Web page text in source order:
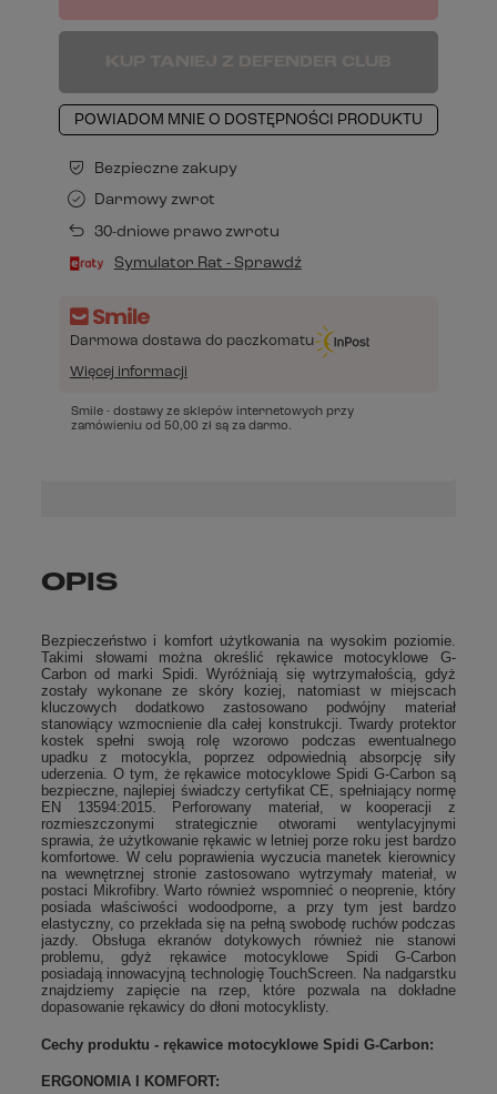
POWIADOM MNIE O DOSTĘPNOŚCI PRODUKTU
Bezpieczne zakupy
Darmowy zwrot
30-dniowe prawo zwrotu
Symulator Rat - Sprawdź
Darmowa dostawa do paczkomatu
Więcej informacji
Smile - dostawy ze sklepów internetowych przy
zamówieniu od 50,00 zł są za darmo.
OPIS
Bezpieczeństwo i komfort użytkowania na wysokim poziomie.
Takimi słowami można określić rękawice motocyklowe G-
Carbon od marki Spidi. Wyróżniają się wytrzymałością, gdyż
zostały wykonane ze skóry koziej, natomiast w miejscach
kluczowych dodatkowo zastosowano podwójny materiał
stanowiący wzmocnienie dla całej konstrukcji. Twardy protektor
kostek spełni swoją rolę wzorowo podczas ewentualnego
upadku z motocykla, poprzez odpowiednią absorpcję siły
uderzenia. O tym, że rękawice motocyklowe Spidi G-Carbon są
bezpieczne, najlepiej świadczy certyfikat CE, spełniający normę
EN 13594:2015. Perforowany materiał, w kooperacji z
rozmieszczonymi strategicznie otworami wentylacyjnymi
sprawia, że użytkowanie rękawic w letniej porze roku jest bardzo
komfortowe. W celu poprawienia wyczucia manetek kierownicy
na wewnętrznej stronie zastosowano wytrzymały materiał, w
postaci Mikrofibry. Warto również wspomnieć o neoprenie, który
posiada właściwości wodoodporne, a przy tym jest bardzo
elastyczny, co przekłada się na pełną swobodę ruchów podczas
jazdy. Obsługa ekranów dotykowych również nie stanowi
problemu, gdyż rękawice motocyklowe Spidi G-Carbon
posiadają innowacyjną technologię TouchScreen. Na nadgarstku
znajdziemy zapięcie na rzep, które pozwala na dokładne
dopasowanie rękawicy do dłoni motocyklisty.
Cechy produktu - rękawice motocyklowe Spidi G-Carbon:
ERGONOMIA I KOMFORT: